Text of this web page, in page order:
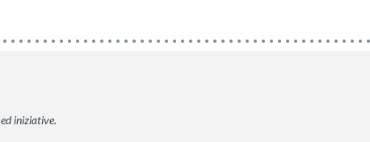
iniziative.